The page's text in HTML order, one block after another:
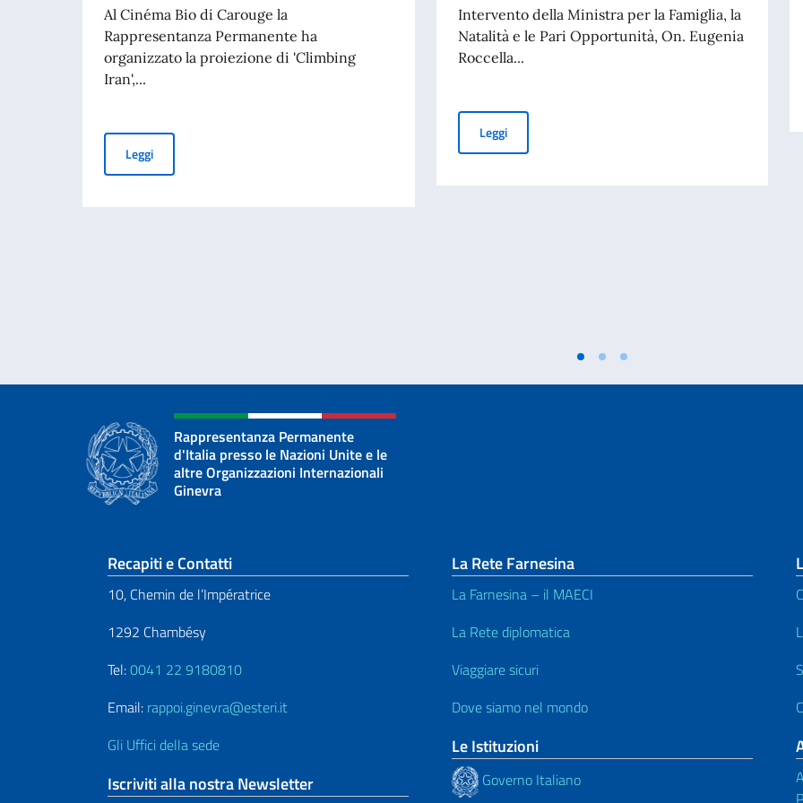
Al Cinéma Bio di Carouge la
Rappresentanza Permanente ha
organizzato la proiezione di 'Climbing
Iran',...
LeggiProiezione a Ginevra del documentario di Francesca Borghetti “Climbing Iran” organizzata dalla Rappresentanza
Intervento della Ministra per la Famiglia, la
Natalità e le Pari Opportunità, On. Eugenia
Roccella...
Leggi62ma Sessione del CDU - Intervento della Ministra
Rappresentanza Permanente
d'Italia presso le Nazioni Unite e le
altre Organizzazioni Internazionali
Ginevra
Sezione footer
Recapiti e Contatti
10, Chemin de l’Impératrice
1292 Chambésy
Tel:0041 22 9180810
Email: rappoi.ginevra@esteri.it
Gli Uffici della sede
Iscriviti alla nostra Newsletter
La Rete Farnesina
La Farnesina – il MAECI
La Rete diplomatica
Viaggiare sicuri
Dove siamo nel mondo
Le Istituzioni
Governo Italiano